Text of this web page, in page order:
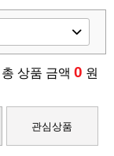
총 상품 금액 0 원
관심상품